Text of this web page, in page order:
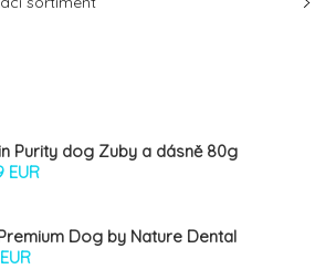
Purity dog Zuby a dásně 80g
EUR
Dog by Nature Dental
M 180g